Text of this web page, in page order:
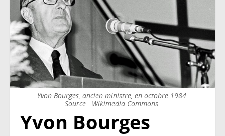
Yvon Bourges, ancien ministre, en octobre 1984.
Source : Wikimedia Commons.
Yvon Bourges